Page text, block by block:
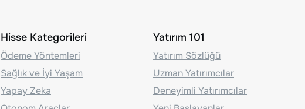
Hisse Kategorileri
Ödeme Yöntemleri
Sağlık ve İyi Yaşam
Yapay Zeka
Yatırım 101
Yatırım Sözlüğü
Uzman Yatırımcılar
Deneyimli Yatırımcılar